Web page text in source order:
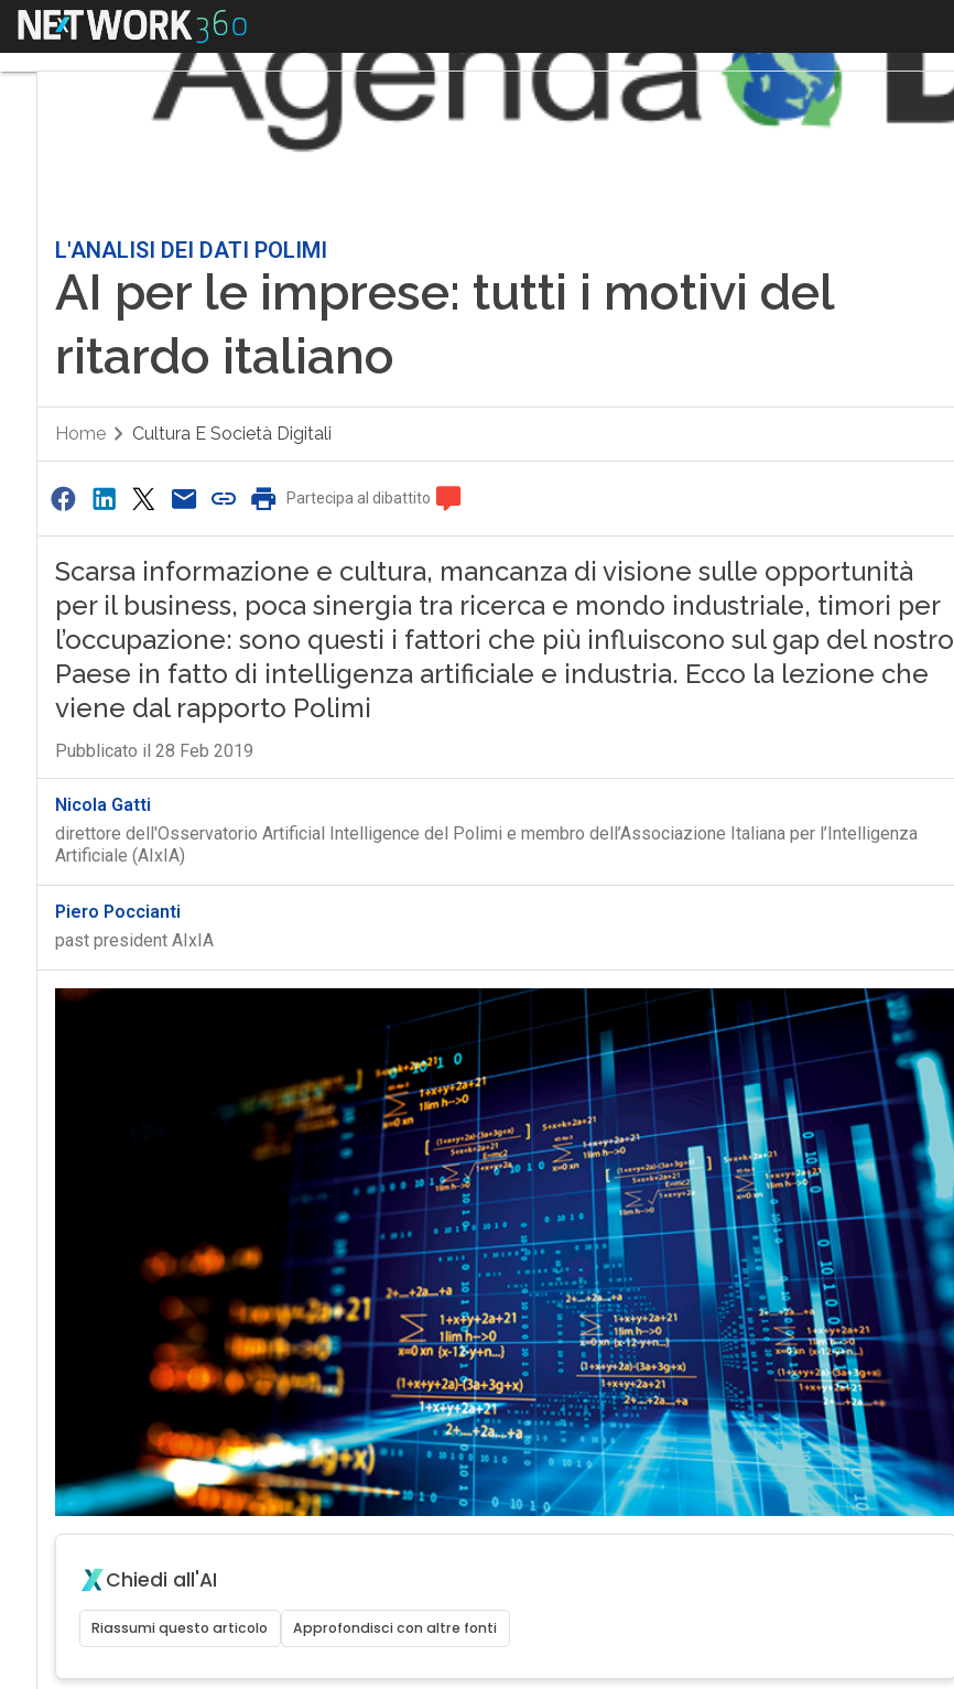
Menu
L'ANALISI DEI DATI POLIMI
AI per le imprese: tutti i motivi del
ritardo italiano
Home Cultura E Società Digitali
Partecipa al dibattito
Scarsa informazione e cultura, mancanza di visione sulle opportunità
per il business, poca sinergia tra ricerca e mondo industriale, timori per
l’occupazione: sono questi i fattori che più influiscono sul gap del nostro
Paese in fatto di intelligenza artificiale e industria. Ecco la lezione che
viene dal rapporto Polimi
Pubblicato il 28 Feb 2019
Nicola Gatti
direttore dell'Osservatorio Artificial Intelligence del Polimi e membro dell’Associazione Italiana per l’Intelligenza
Artificiale (AIxIA)
Piero Poccianti
past president AIxIA
Chiedi all'AI
Riassumi questo articolo Approfondisci con altre fonti